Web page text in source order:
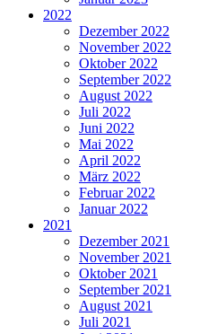
2022
Dezember 2022
November 2022
Oktober 2022
September 2022
August 2022
Juli 2022
Juni 2022
Mai 2022
April 2022
März 2022
Februar 2022
Januar 2022
2021
Dezember 2021
November 2021
Oktober 2021
September 2021
August 2021
Juli 2021